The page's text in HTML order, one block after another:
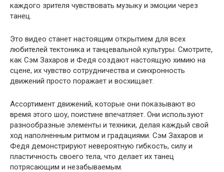
каждого зрителя чувствовать музыку и эмоции через
танец.
Это видео станет настоящим открытием для всех
любителей тектоника и танцевальной культуры. Смотрите,
как Сэм Захаров и Федя создают настоящую химию на
сцене, их чувство сотрудничества и синхронность
движений просто поражает и восхищает.
Ассортимент движений, которые они показывают во
время этого шоу, поистине впечатляет. Они используют
разнообразные элементы и техники, делая каждый свой
ход наполненным ритмом и градациями. Сэм Захаров и
Федя демонстрируют невероятную гибкость, силу и
пластичность своего тела, что делает их танец
потрясающим и незабываемым.